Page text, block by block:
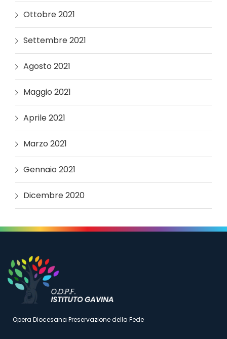
Ottobre 2021
Settembre 2021
Agosto 2021
Maggio 2021
Aprile 2021
Marzo 2021
Gennaio 2021
Dicembre 2020
Opera Diocesana Preservazione della Fede